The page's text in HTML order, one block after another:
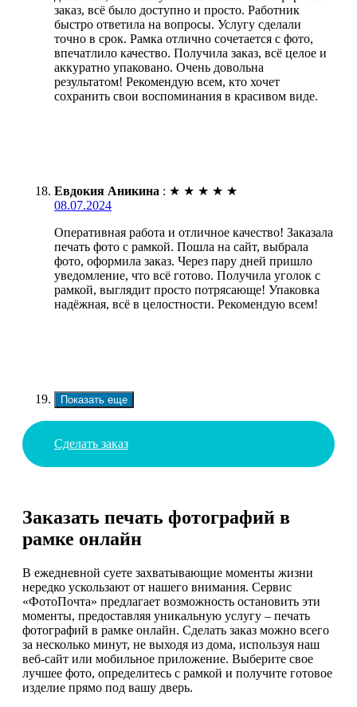
заказ, всё было доступно и просто. Работник
быстро ответила на вопросы. Услугу сделали
точно в срок. Рамка отлично сочетается с фото,
впечатлило качество. Получила заказ, всё целое и
аккуратно упаковано. Очень довольна
результатом! Рекомендую всем, кто хочет
сохранить свои воспоминания в красивом виде.
Евдокия Аникина : ★ ★ ★ ★ ★
08.07.2024
Оперативная работа и отличное качество! Заказала
печать фото с рамкой. Пошла на сайт, выбрала
фото, оформила заказ. Через пару дней пришло
уведомление, что всё готово. Получила уголок с
рамкой, выглядит просто потрясающе! Упаковка
надёжная, всё в целостности. Рекомендую всем!
Показать еще
Сделать заказ
Заказать печать фотографий в
рамке онлайн
В ежедневной суете захватывающие моменты жизни
нередко ускользают от нашего внимания. Сервис
«ФотоПочта» предлагает возможность остановить эти
моменты, предоставляя уникальную услугу – печать
фотографий в рамке онлайн. Сделать заказ можно всего
за несколько минут, не выходя из дома, используя наш
веб-сайт или мобильное приложение. Выберите свое
лучшее фото, определитесь с рамкой и получите готовое
изделие прямо под вашу дверь.